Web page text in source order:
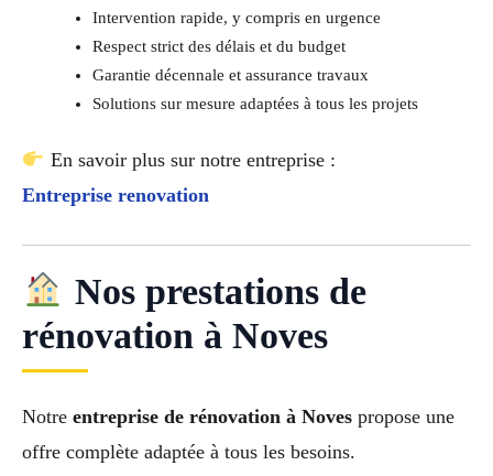
Intervention rapide, y compris en urgence
Respect strict des délais et du budget
Garantie décennale et assurance travaux
Solutions sur mesure adaptées à tous les projets
En savoir plus sur notre entreprise :
Entreprise renovation
Nos prestations de
rénovation à Noves
Notre entreprise de rénovation à Noves propose une
offre complète adaptée à tous les besoins.